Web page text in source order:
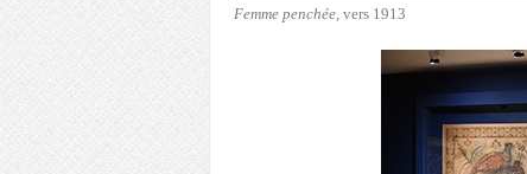
Femme penchée, vers 1913